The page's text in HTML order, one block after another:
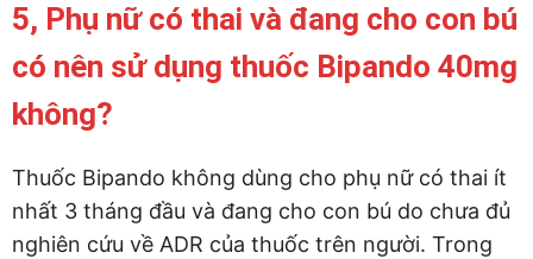
5, Phụ nữ có thai và đang cho con bú
có nên sử dụng thuốc Bipando 40mg
không?
Thuốc Bipando không dùng cho phụ nữ có thai ít
nhất 3 tháng đầu và đang cho con bú do chưa đủ
nghiên cứu về ADR của thuốc trên người. Trong